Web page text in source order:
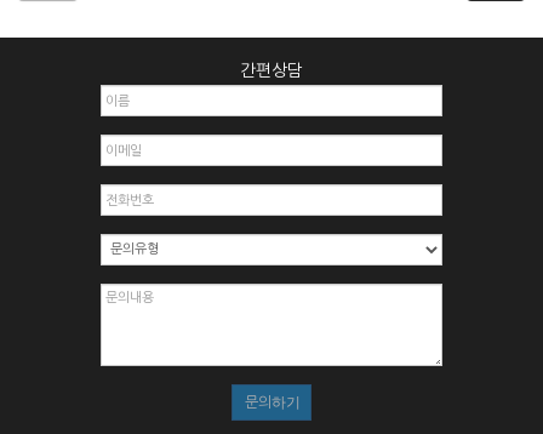
2. 개인정보를 허위로 기재하여 신청할 경우
3. 경쟁 관게에 있는 이용자가 신청할 경우
4. 타인의 서비스 이용을 방해하거나, 정보를 도용한 경우
6. 이용자가 영업활동 또는 부정한 용도로 본 서비스를 이용할
7. 회사의 정보를 사전 승낙 없이 전재, 변조, 복사하여 이용하
8. 기타 회사가 정한 제반 사항을 위반하며 신청하는 경우
제5조 (서비스의 이용 및 중지)
② 시스템 점검, 교체 및 고장, 기술적인 이유, 국가비상사태, 정
스가 불가능할 경우 회사는 사전 공지나 예고 없이 서비스의 전
부 또는 일부를 일시적 또는 영구적으로 중지할 수 있습니다.
간편상담